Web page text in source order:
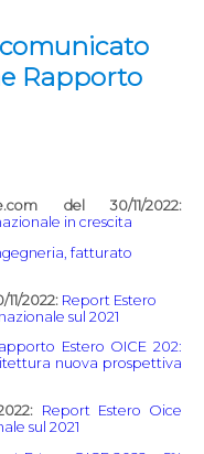
Rapporto
del 30/11/2022:
in crescita
fatturato
2022: Report Estero
sul 2021
Estero OICE 202:
nuova prospettiva
Report Estero Oice
sul 2021